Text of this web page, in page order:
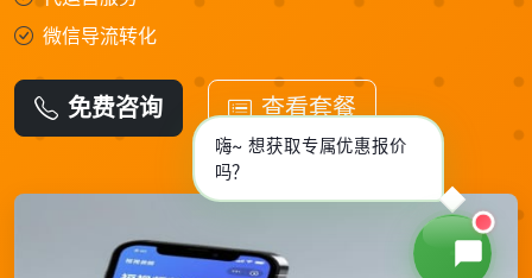
微信导流转化
免费咨询 查看套餐
嗨~ 想获取专属优惠报价
吗？